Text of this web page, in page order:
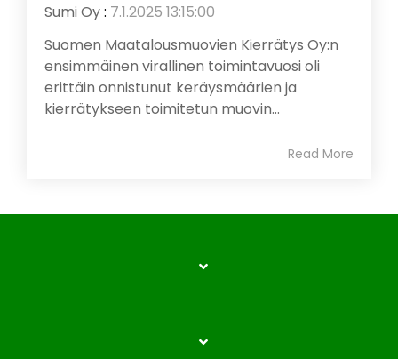
Sumi Oy: 7.1.2025 13:15:00
Suomen Maatalousmuovien Kierrätys Oy:n
ensimmäinen virallinen toimintavuosi oli
erittäin onnistunut keräysmäärien ja
kierrätykseen toimitetun muovin...
Read More